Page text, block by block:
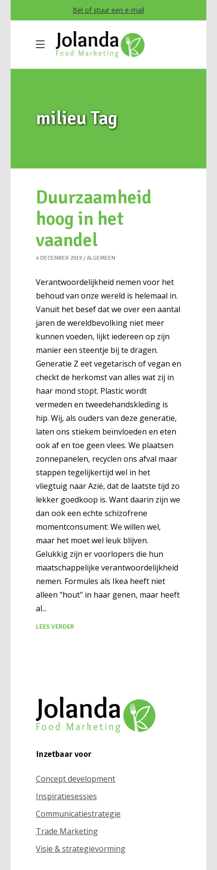
Bel of stuur een e-mail
milieu Tag
Duurzaamheid
hoog in het
vaandel
4 DECEMBER 2019 ALGEMEEN
Verantwoordelijkheid nemen voor het
behoud van onze wereld is helemaal in.
Vanuit het besef dat we over een aantal
jaren de wereldbevolking niet meer
kunnen voeden, lijkt iedereen op zijn
manier een steentje bij te dragen.
Generatie Z eet vegetarisch of vegan en
checkt de herkomst van alles wat zij in
haar mond stopt. Plastic wordt
vermeden en tweedehandskleding is
hip. Wij, als ouders van deze generatie,
laten ons stiekem beïnvloeden en eten
ook af en toe geen vlees. We plaatsen
zonnepanelen, recyclen ons afval maar
stappen tegelijkertijd wel in het
vliegtuig naar Azië, dat de laatste tijd zo
lekker goedkoop is. Want daarin zijn we
dan ook een echte schizofrene
momentconsument: We willen wel,
maar het moet wel leuk blijven.
Gelukkig zijn er voorlopers die hun
maatschappelijke verantwoordelijkheid
nemen. Formules als Ikea heeft niet
alleen "hout" in haar genen, maar heeft
al
LEES VERDER
Inzetbaar voor
Concept development
Inspiratiesessies
Communicatiestrategie
Trade Marketing
Visie & strategievorming